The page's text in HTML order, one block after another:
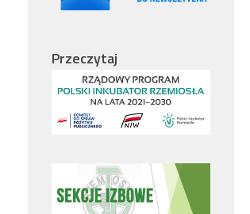
Przeczytaj